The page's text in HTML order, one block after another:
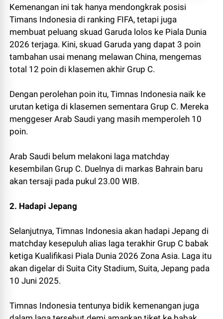
Kemenangan ini tak hanya mendongkrak posisi
Timans Indonesia di ranking FIFA, tetapi juga
membuat peluang skuad Garuda lolos ke Piala Dunia
2026 terjaga. Kini, skuad Garuda yang dapat 3 poin
tambahan usai menang melawan China, mengemas
total 12 poin di klasemen akhir Grup C.
Dengan perolehan poin itu, Timnas Indonesia naik ke
urutan ketiga di klasemen sementara Grup C. Mereka
menggeser Arab Saudi yang masih memperoleh 10
poin.
Arab Saudi belum melakoni laga matchday
kesembilan Grup C. Duelnya di markas Bahrain baru
akan tersaji pada pukul 23.00 WIB.
2. Hadapi Jepang
Selanjutnya, Timnas Indonesia akan hadapi Jepang di
matchday kesepuluh alias laga terakhir Grup C babak
ketiga Kualifikasi Piala Dunia 2026 Zona Asia. Laga itu
akan digelar di Suita City Stadium, Suita, Jepang pada
10 Juni 2025.
Timnas Indonesia tentunya bidik kemenangan juga